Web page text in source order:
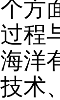
个方
过程
海洋
技术